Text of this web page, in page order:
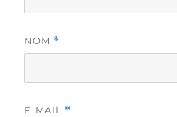
NOM *
E-MAIL *